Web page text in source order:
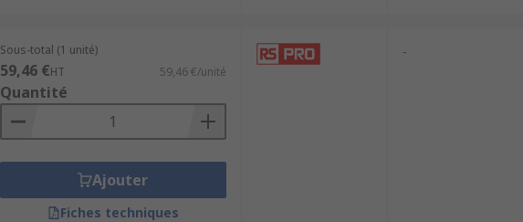
Sous-total (1 unité)
59,46 €HT 59,46 €/unité
Quantité
Ajouter
Fiches techniques
-